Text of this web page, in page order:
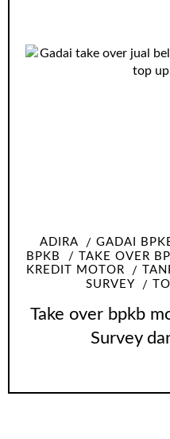
ADIRA GADAI
BPKB
TAKE OVER
KREDIT MOTOR
SURVEY
Take over bpkb
Survey